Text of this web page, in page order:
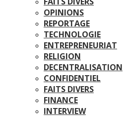
OPINIONS
REPORTAGE
TECHNOLOGIE
ENTREPRENEURIAT
RELIGION
DECENTRALISATION
CONFIDENTIEL
FAITS DIVERS
FINANCE
INTERVIEW